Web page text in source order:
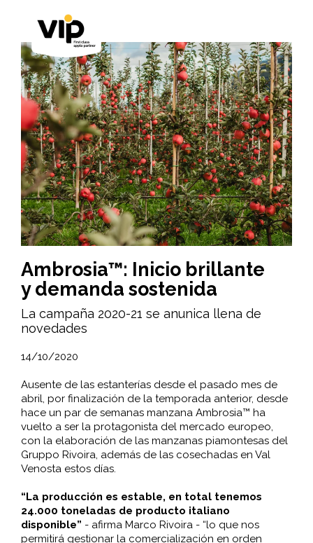
Ambrosia™: Inicio brillante
y demanda sostenida
La campaña 2020-21 se anunica llena de
novedades
14/10/2020
Ausente de las estanterías desde el pasado mes de
abril, por finalización de la temporada anterior, desde
hace un par de semanas manzana Ambrosia™ ha
vuelto a ser la protagonista del mercado europeo,
con la elaboración de las manzanas piamontesas del
Gruppo Rivoira, además de las cosechadas en Val
Venosta estos días.
“La producción es estable, en total tenemos
24.000 toneladas de producto italiano
disponible” - afirma Marco Rivoira - “lo que nos
permitirá gestionar la comercialización en orden